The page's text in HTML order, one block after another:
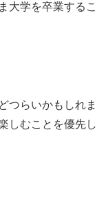
大学を卒業するこ
つらいかもしれま
しむことを優先し